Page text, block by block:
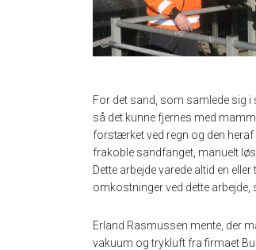
For det sand, som samlede sig i
så det kunne fjernes med
forstærket ved regn og den heraf
frakoble sandfanget, manuelt
Dette arbejde varede altid en
omkostninger ved dette arbejde,
Erland Rasmussen mente, der
vakuum og trykluft fra firmaet